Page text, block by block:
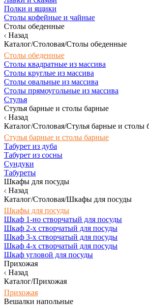
Полки и ящики
Столы кофейные и чайные
Столы обеденные
Назад
Каталог/Столовая/Столы обеденные
Столы обеденные
Столы квадратные из массива
Столы круглые из массива
Столы овальные из массива
Столы прямоугольные из массива
Стулья
Стулья барные и столы барные
Назад
Каталог/Столовая/Стулья барные и столы
Стулья барные и столы барные
Табурет из дуба
Табурет из сосны
Сундуки
Табуреты
Шкафы для посуды
Назад
Каталог/Столовая/Шкафы для посуды
Шкафы для посуды
Шкаф 1-но створчатый для посуды
Шкаф 2-х створчатый для посуды
Шкаф 3-х створчатый для посуды
Шкаф 4-х створчатый для посуды
Шкаф угловой для посуды
Прихожая
Назад
Каталог/Прихожая
Прихожая
Вешалки напольные